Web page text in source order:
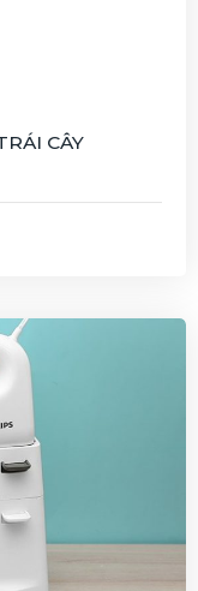
CÂY